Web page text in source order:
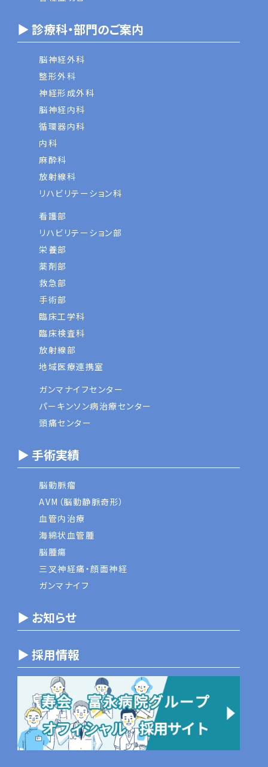
▶ 診療科・部門のご案内
脳神経外科
整形外科
神経形成外科
脳神経内科
循環器内科
内科
麻酔科
放射線科
リハビリテーション科
看護部
リハビリテーション部
栄養部
薬剤部
救急部
手術部
臨床工学科
臨床検査科
放射線部
地域医療連携室
ガンマナイフセンター
パーキンソン病治療センター
頭痛センター
▶ 手術実績
脳動脈瘤
AVM（脳動静脈奇形）
血管内治療
海綿状血管腫
脳腫瘍
三叉神経痛・顔面神経
ガンマナイフ
▶ お知らせ
▶ 採用情報